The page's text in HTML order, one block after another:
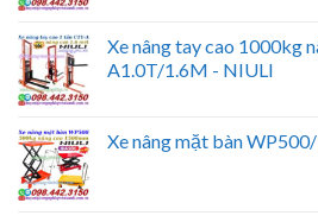
Xe nâng tay cao 1000kg
A1.0T/1.6M - NIULI
Xe nâng mặt bàn